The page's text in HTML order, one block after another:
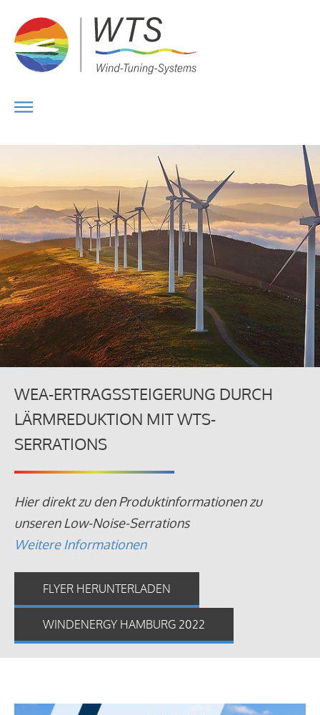
WEA-ERTRAGSSTEIGERUNG DURCH
LÄRMREDUKTION MIT WTS-
SERRATIONS
Hier direkt zu den Produktinformationen zu
unseren Low-Noise-Serrations
Weitere Informationen
FLYER HERUNTERLADEN
WINDENERGY HAMBURG 2022